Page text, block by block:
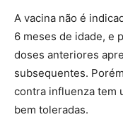
A vacina não é
6 meses de idade, e
doses anteriores
subsequentes.
contra influenza tem
bem toleradas.